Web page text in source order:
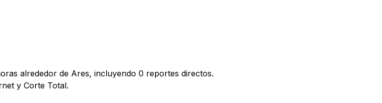
alrededor de Ares, incluyendo 0 reportes directos.
y Corte Total.